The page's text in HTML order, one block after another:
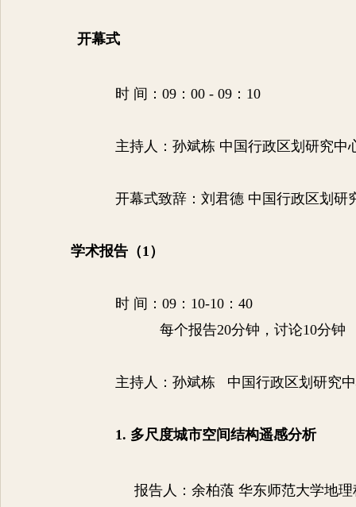
开幕式
时 间： 09 ： 00 - 09 ： 10
主持人： 孙斌栋 中国行政区划研究中
开幕式致辞： 刘君德 中国行政区划研
学术报告（1）
时 间： 09 ： 10-10 ： 40
每个报告20分钟，讨论10分钟
主持人： 孙斌栋 中国行政区划研究
1. 多尺度城市空间结构遥感分析
报告人：余柏蒗 华东师范大学地